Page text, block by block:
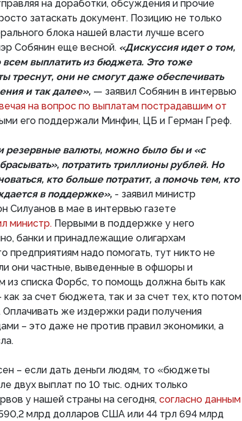
на доработки, обсуждения и прочие
затаскать документ. Позицию не только
блока нашей власти лучше всего
Собянин еще весной. «Дискуссия идет о том,
выплатить из бюджета. Это тоже
треснут, они не смогут даже обеспечивать
и так далее», — заявил Собянин в интервью
на вопрос по выплатам пострадавшим от
его поддержали Минфин, ЦБ и Герман Греф.
резервные валюты, можно было бы и «с
потратить триллионы рублей. Но
кто больше потратит, а помочь тем, кто
в поддержке», - заявил министр
Силуанов в мае в интервью газете
министр. Первыми в поддержке у него
банки и принадлежащие олигархам
предприятиям надо помогать, тут никто не
они частные, выведенные в офшоры и
из списка Форбс, то помощь должна быть как
за счет бюджета, так и за счет тех, кто потом
Оплачивать же издержки ради получения
– это даже не против правил экономики, а
– если дать деньги людям, то «бюджеты
двух выплат по 10 тыс. одних только
у нашей страны на сегодня, согласно данным
млрд долларов США или 44 трл 694 млрд